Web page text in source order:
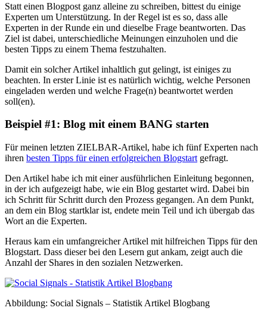
Statt einen Blogpost ganz alleine zu schreiben, bittest du einige
Experten um Unterstützung. In der Regel ist es so, dass alle
Experten in der Runde ein und dieselbe Frage beantworten. Das
Ziel ist dabei, unterschiedliche Meinungen einzuholen und die
besten Tipps zu einem Thema festzuhalten.
Damit ein solcher Artikel inhaltlich gut gelingt, ist einiges zu
beachten. In erster Linie ist es natürlich wichtig, welche Personen
eingeladen werden und welche Frage(n) beantwortet werden
soll(en).
Beispiel #1: Blog mit einem BANG starten
Für meinen letzten ZIELBAR-Artikel, habe ich fünf Experten nach
ihren besten Tipps für einen erfolgreichen Blogstart gefragt.
Den Artikel habe ich mit einer ausführlichen Einleitung begonnen,
in der ich aufgezeigt habe, wie ein Blog gestartet wird. Dabei bin
ich Schritt für Schritt durch den Prozess gegangen. An dem Punkt,
an dem ein Blog startklar ist, endete mein Teil und ich übergab das
Wort an die Experten.
Heraus kam ein umfangreicher Artikel mit hilfreichen Tipps für den
Blogstart. Dass dieser bei den Lesern gut ankam, zeigt auch die
Anzahl der Shares in den sozialen Netzwerken.
Abbildung: Social Signals – Statistik Artikel Blogbang